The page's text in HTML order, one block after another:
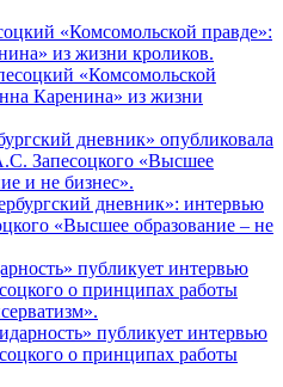
«Комсомольской
Каренина» из жизни
дневник»: интервью
«Высшее образование – не
публикует интервью
о принципах работы